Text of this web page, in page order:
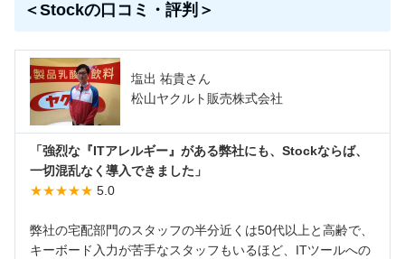
＜Stockの口コミ・評判＞
塩出 祐貴さん
松山ヤクルト販売株式会社
「強烈な『ITアレルギー』がある弊社にも、Stockならば、
一切混乱なく導入できました」
★★★★★ 5.0
弊社の宅配部門のスタッフの半分近くは50代以上と高齢で、
キーボード入力が苦手なスタッフもいるほど、ITツールへの